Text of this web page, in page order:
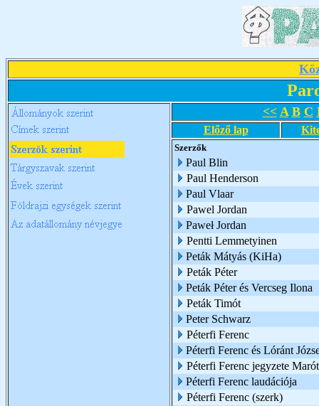
<< A B C
Előző lap
Szerzők
Paul Blin
Paul Henderson
Paul Vlaar
Pawel Jordan
Paweł Jordan
Pentti Lemmetyinen
Peták Mátyás (KiHa)
Peták Péter
Peták Péter és Vercseg Ilona
Peták Timót
Peter Schwarz
Péterfi Ferenc
Péterfi Ferenc és Lóránt
Péterfi Ferenc jegyzete
Péterfi Ferenc laudációja
Péterfi Ferenc (szerk)